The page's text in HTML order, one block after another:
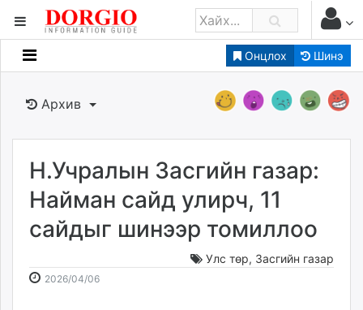
Онцлох Шинэ
Мэдээллийн
Банк санхүү
Бизнес ААН
Төрийн
Нийслэлийн
dorgio.mn
caak.mn
Архив
Н.Учралын Засгийн газар:
Найман сайд улирч, 11
сайдыг шинээр томиллоо
Улс төр, Засгийн газар
2026/04/062026-
2026-